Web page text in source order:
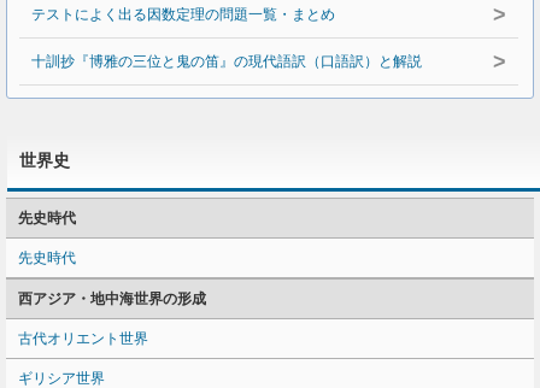
テストによく出る因数定理の問題一覧・まとめ >
十訓抄『博雅の三位と鬼の笛』の現代語訳（口語訳）と解説 >
世界史
先史時代
先史時代
西アジア・地中海世界の形成
古代オリエント世界
ギリシア世界